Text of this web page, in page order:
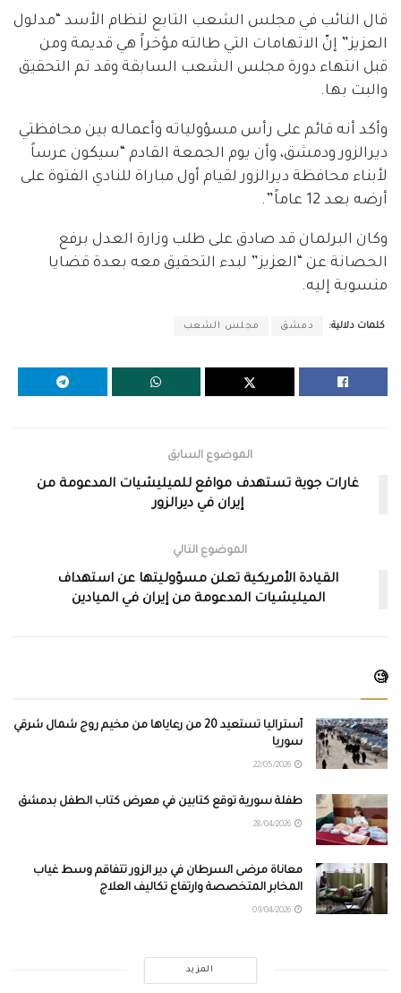
قال النائب في مجلس الشعب التابع لنظام الأسد “مدلول
العزيز” إنّ الاتهامات التي طالته مؤخراً هي قديمة ومن
قبل انتهاء دورة مجلس الشعب السابقة وقد تم التحقيق
والبت بها.
وأكد أنه قائم على رأس مسؤولياته وأعماله بين محافظتي
ديرالزور ودمشق، وأن يوم الجمعة القادم “سيكون عرساً
لأبناء محافظة ديرالزور لقيام أول مباراة للنادي الفتوة على
أرضه بعد 12 عاماً”.
وكان البرلمان قد صادق على طلب وزارة العدل برفع
الحصانة عن “العزيز” لبدء التحقيق معه بعدة قضايا
منسوبة إليه.
كلمات دلالية: دمشق مجلس الشعب
الموضوع السابق
غارات جوية تستهدف مواقع للميليشيات المدعومة من
إيران في ديرالزور
الموضوع التالي
القيادة الأمريكية تعلن مسؤوليتها عن استهداف
الميليشيات المدعومة من إيران في الميادين
🧐
أستراليا تستعيد 20 من رعاياها من مخيم روج شمال شرقي
سوريا
طفلة سورية توقع كتابين في معرض كتاب الطفل بدمشق
معاناة مرضى السرطان في دير الزور تتفاقم وسط غياب
المخابر المتخصصة وارتفاع تكاليف العلاج
المزيد